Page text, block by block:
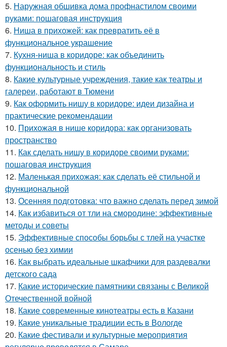
5. Наружная обшивка дома профнастилом своими
руками: пошаговая инструкция
6. Ниша в прихожей: как превратить её в
функциональное украшение
7. Кухня-ниша в коридоре: как объединить
функциональность и стиль
8. Какие культурные учреждения, такие как театры и
галереи, работают в Тюмени
9. Как оформить нишу в коридоре: идеи дизайна и
практические рекомендации
10. Прихожая в нише коридора: как организовать
пространство
11. Как сделать нишу в коридоре своими руками:
пошаговая инструкция
12. Маленькая прихожая: как сделать её стильной и
функциональной
13. Осенняя подготовка: что важно сделать перед зимой
14. Как избавиться от тли на смородине: эффективные
методы и советы
15. Эффективные способы борьбы с тлей на участке
осенью без химии
16. Как выбрать идеальные шкафчики для раздевалки
детского сада
17. Какие исторические памятники связаны с Великой
Отечественной войной
18. Какие современные кинотеатры есть в Казани
19. Какие уникальные традиции есть в Вологде
20. Какие фестивали и культурные мероприятия